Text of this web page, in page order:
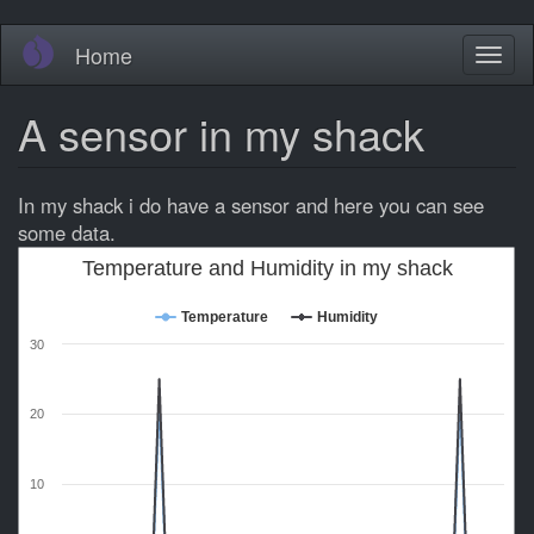
Skip
main
Home
A sensor in my shack
In my shack i do have a sensor and here you can see
some data.
Temperature and Humidity in my shack
Temperature Humidity
10
20
30